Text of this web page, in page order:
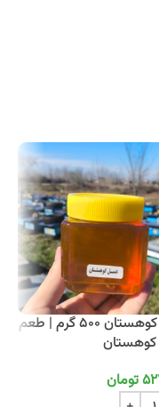
عسل کوهستان 500 گرم | طعم
تومان